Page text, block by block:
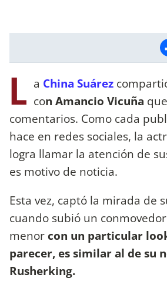
L a China Suárez
con Amancio Vicuña
comentarios. Como cada
hace en redes sociales, la
logra llamar la atención de
es motivo de noticia.
Esta vez, captó la mirada de
cuando subió un
menor con un particular
parecer, es similar al de su
Rusherking.